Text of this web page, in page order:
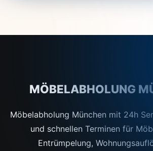
MÖBELABHOLUNG
Möbelabholung München mit 24h
und schnellen Terminen für
Entrümpelung,